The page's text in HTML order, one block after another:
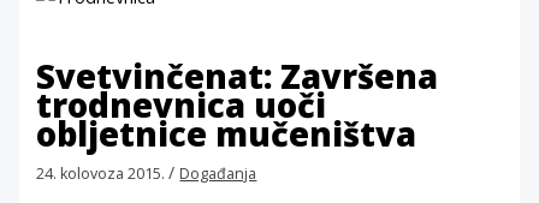
Svetvinčenat: Završena
trodnevnica uoči
obljetnice mučeništva
24. kolovoza 2015./ Događanja